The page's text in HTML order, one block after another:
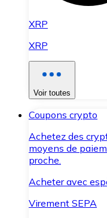
XRP
XRP
Voir toutes
Coupons crypto
Achetez des
moyens de
proche.
Acheter avec
Virement SEPA